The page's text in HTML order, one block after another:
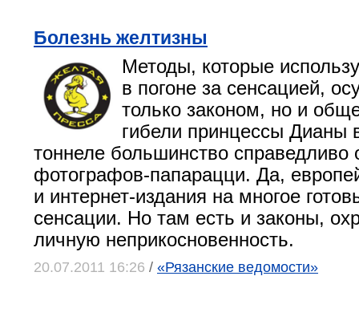
Болезнь желтизны
Методы, которые
в погоне за сенсацией,
только законом, но и
гибели принцессы Дианы
тоннеле большинство справедливо
фотографов-папарацци. Да,
и интернет-издания на многое
сенсации. Но там есть и законы,
личную неприкосновенность.
20.07.2011 16:26 / «Рязанские ведомости»